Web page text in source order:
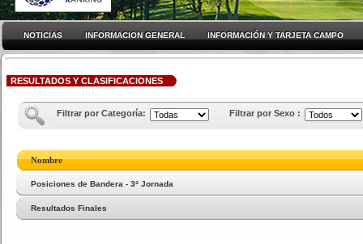
NOTICIAS INFORMACION GENERAL INFORMACIÓN Y TARJETA CAMPO
RESULTADOS Y CLASIFICACIONES
Filtrar por Categoría: Filtrar por Sexo :
Nombre
Posiciones de Bandera - 3ª Jornada
Resultados Finales